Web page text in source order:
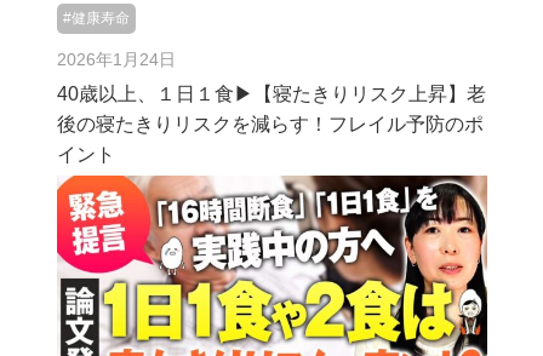
#健康寿命
2026年1月24日
40歳以上、１日１食▶︎【寝たきりリスク上昇】老
後の寝たきりリスクを減らす！フレイル予防のポ
イント